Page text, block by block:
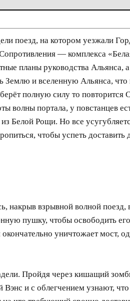
поезд, на котором уезжали
— комплекса
планы руководства Альянса,
и вселенную Альянса, что
полную силу то повторится
волны портала, у повстанцев
Белой Рощи. Но все
чтобы успеть доставить
накрыв взрывной волной поезд,
пушку, чтобы освободить
уничтожает мост,
Пройдя через кишащий
и с облегчением узнают,